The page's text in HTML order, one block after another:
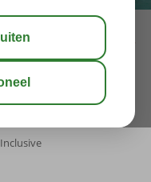
129,- nu vanaf € 99,- p.p.